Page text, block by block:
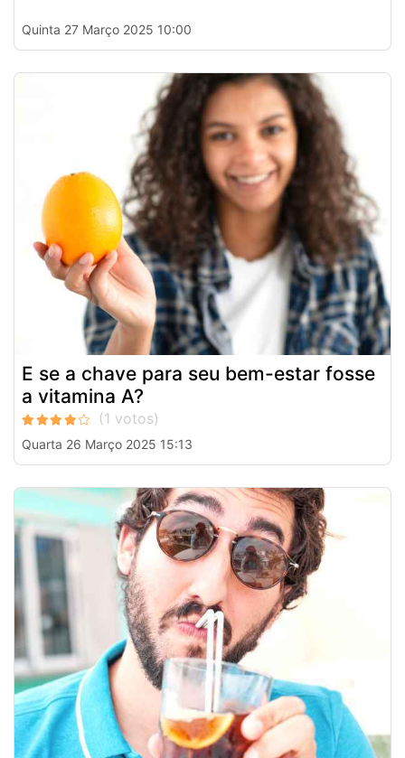
Quinta 27 Março 2025 10:00
E se a chave para seu bem-estar fosse
a vitamina A?
Quarta 26 Março 2025 15:13